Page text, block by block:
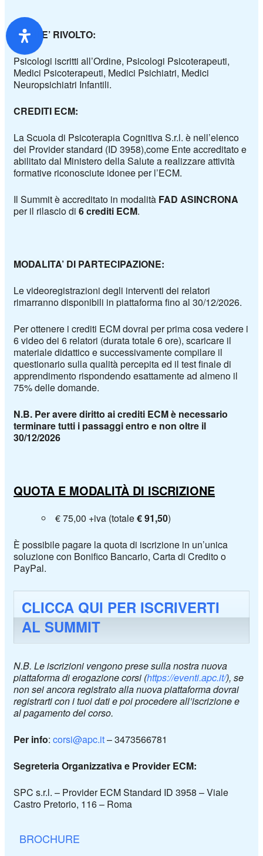
A CHI E’ RIVOLTO:
Psicologi iscritti all’Ordine, Psicologi Psicoterapeuti,
Medici Psicoterapeuti, Medici Psichiatri, Medici
Neuropsichiatri Infantili.
CREDITI ECM:
La Scuola di Psicoterapia Cognitiva S.r.l. è nell’elenco
dei Provider standard (ID 3958),come Ente accreditato e
abilitato dal Ministero della Salute a realizzare attività
formative riconosciute idonee per l’ECM.
Il Summit è accreditato in modalità FAD ASINCRONA
per il rilascio di6 crediti ECM.
MODALITA’ DI PARTECIPAZIONE:
Le videoregistrazioni degli interventi dei relatori
rimarranno disponibili in piattaforma fino al 30/12/2026.
Per ottenere i crediti ECM dovrai per prima cosa vedere i
6 video dei 6 relatori (durata totale 6 ore), scaricare il
materiale didattico e successivamente compilare il
questionario sulla qualità percepita ed il test finale di
apprendimento rispondendo esattamente ad almeno il
75% delle domande.
N.B. Per avere diritto ai crediti ECM è necessario
terminare tutti i passaggi entro e non oltre il
30/12/2026
QUOTA E MODALITÀ DI ISCRIZIONE
€ 75,00 +iva (totale€ 91,50)
È possibile pagare la quota di iscrizione in un’unica
soluzione con Bonifico Bancario, Carta di Credito o
PayPal.
CLICCA QUI PER ISCRIVERTI
AL SUMMIT
N.B. Le iscrizioni vengono prese sulla nostra nuova
piattaforma di erogazione corsi (https://eventi.apc.it/), se
non sei ancora registrato alla nuova piattaforma dovrai
registrarti con i tuoi dati e poi procedere all’iscrizione e
al pagamento del corso.
Per info:corsi@apc.it– 3473566781
Segreteria Organizzativa e Provider ECM:
SPC s.r.l. – Provider ECM Standard ID 3958 – Viale
Castro Pretorio, 116 – Roma
BROCHURE